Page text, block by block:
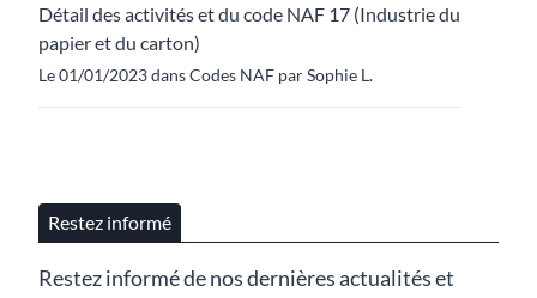
Détail des activités et du code NAF 17 (Industrie du
papier et du carton)
Le 01/01/2023 dans Codes NAF par Sophie L.
Restez informé
Restez informé de nos dernières actualités et